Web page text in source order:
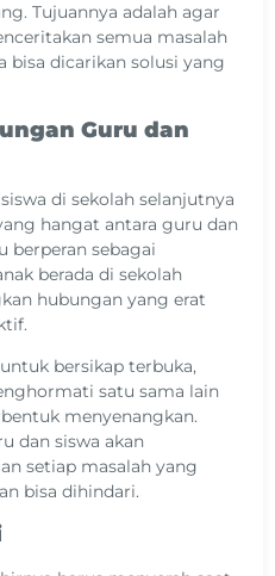
Tujuannya adalah agar
semua masalah
bisa dicarikan solusi yang
Guru dan
di sekolah selanjutnya
hangat antara guru dan
berperan sebagai
berada di sekolah
hubungan yang erat
bersikap terbuka,
satu sama lain
menyenangkan.
dan siswa akan
setiap masalah yang
bisa dihindari.